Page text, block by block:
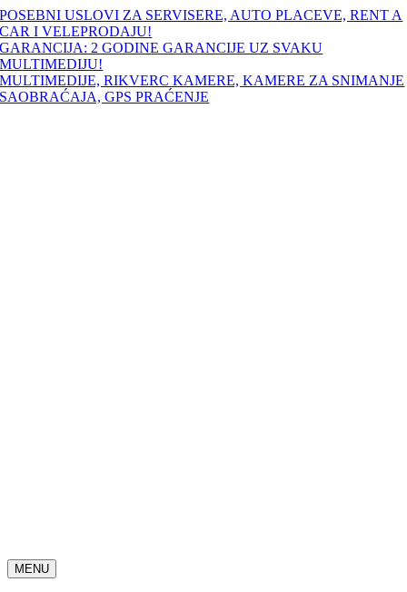
Skip
to
content
POSEBNI USLOVI ZA SERVISERE, AUTO PLACEVE, RENT A
CAR I VELEPRODAJU!
GARANCIJA: 2 GODINE GARANCIJE UZ SVAKU
MULTIMEDIJU!
MULTIMEDIJE, RIKVERC KAMERE, KAMERE ZA SNIMANJE
SAOBRAĆAJA, GPS PRAĆENJE
MENU